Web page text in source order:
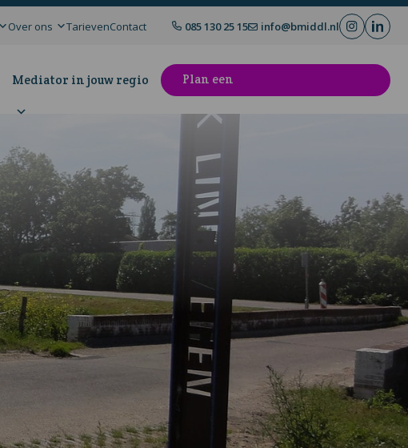
Over ons TarievenContact 085 130 25 15 info@bmiddl.nl
Mediator in jouw regio
Plan een
kennismakingsgesprek